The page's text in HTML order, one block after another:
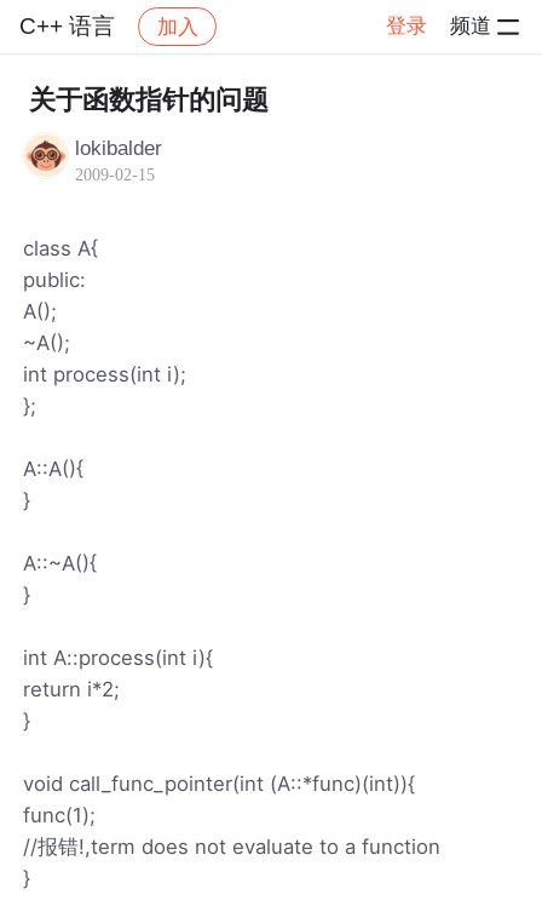
C++ 语言 加入 登录 频道
社区 C++ 语言 帖子详情
关于函数指针的问题
lokibalder
2009-02-15
class A{
public:
A();
~A();
int process(int i);
};
A::A(){
}
A::~A(){
}
int A::process(int i){
return i*2;
}
void call_func_pointer(int (A::*func)(int)){
func(1);
//报错!,term does not evaluate to a function
}